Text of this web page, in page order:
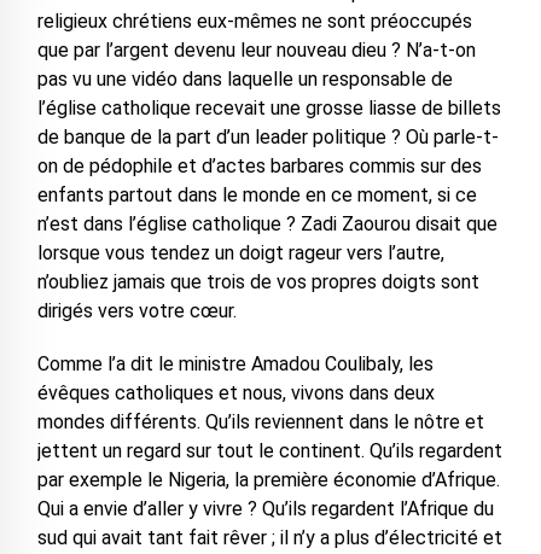
religieux chrétiens eux-mêmes ne sont préoccupés
que par l’argent devenu leur nouveau dieu ? N’a-t-on
pas vu une vidéo dans laquelle un responsable de
l’église catholique recevait une grosse liasse de billets
de banque de la part d’un leader politique ? Où parle-t-
on de pédophile et d’actes barbares commis sur des
enfants partout dans le monde en ce moment, si ce
n’est dans l’église catholique ? Zadi Zaourou disait que
lorsque vous tendez un doigt rageur vers l’autre,
n’oubliez jamais que trois de vos propres doigts sont
dirigés vers votre cœur.
Comme l’a dit le ministre Amadou Coulibaly, les
évêques catholiques et nous, vivons dans deux
mondes différents. Qu’ils reviennent dans le nôtre et
jettent un regard sur tout le continent. Qu’ils regardent
par exemple le Nigeria, la première économie d’Afrique.
Qui a envie d’aller y vivre ? Qu’ils regardent l’Afrique du
sud qui avait tant fait rêver ; il n’y a plus d’électricité et